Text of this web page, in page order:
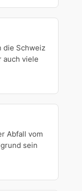
die Schweiz
auch viele
Abfall vom
sein